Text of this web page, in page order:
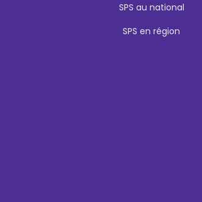
SPS au national
SPS en région